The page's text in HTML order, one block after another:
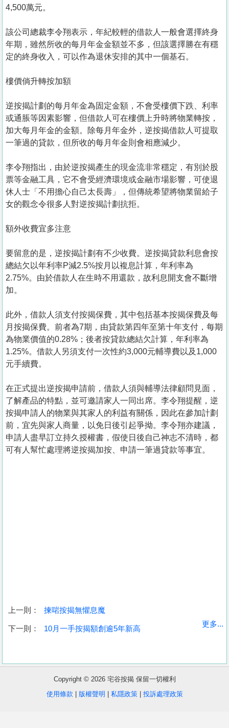
收
盤
4,500萬元。
該公司總裁李令翔表示，年紀較輕的借款人一般會選擇終身
年期，雖然所收的每月年金金額並不多，但該選擇勝在有穩
定的終身收入，可以作為退休安排的其中一個基石。
樓價倘升轉按加額
逆按揭計劃的每月年金為固定金額，不會受樓價下跌、利率
或通脹等因素影響，但借款人可在樓價上升時將物業轉按，
加大每月年金的金額。除每月年金外，逆按揭借款人可提取
一筆過的貸款，但所收的每月年金則會相應減少。
李令翔指出，由於逆按揭產生的現金流非常穩定，有別於股
票等金融工具，它不會受經濟環境或金融市場影響，可使退
休人士「不用擔心自己太長壽」，但傳統希望將物業留給子
女的觀念令很多人對逆按揭計劃抗拒。
額外收費宜多注意
要留意的是，逆按揭計劃有不少收費。逆按揭貸款利息會按
總結欠以年利率P減2.5%按月以複息計算，年利率為
2.75%。由於借款人在生時不用還款，故利息開支會不斷增
加。
此外，借款人須支付按揭保費，其中包括基本按揭保費及每
月按揭保費。前者為7期，由貸款第四年至第十年支付，每期
為物業價值的0.28%；後者按貸款總結欠計算，年利率為
1.25%。借款人另須支付一次性約3,000元輔導費以及1,000
元手續費。
在正式提出逆按揭申請前，借款人須與輔導法律顧問見面，
了解產品的特點，並可邀請家人一同出席。李令翔提醒，逆
按揭申請人的物業與其家人的利益有關係，因此在參加計劃
前，宜先與家人商量，以免日後引起爭拗。李令翔亦建議，
申請人盡早訂立持久授權書，假使日後自己神志不清時，都
可有人幫忙處理將逆按揭加按、申請一筆過貸款等事宜。
上一則： 揀啱按揭無懼息魔
下一則： 10月一手按揭額創逾5年新高
更多...
Copyright © 2026 宅谷按揭 保留一切權利
使用條款
版權聲明 私隱政策| 投訴處理政策